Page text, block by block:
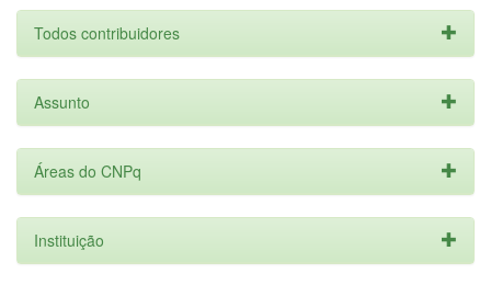
Todos contribuidores
Assunto
Áreas do CNPq
Instituição